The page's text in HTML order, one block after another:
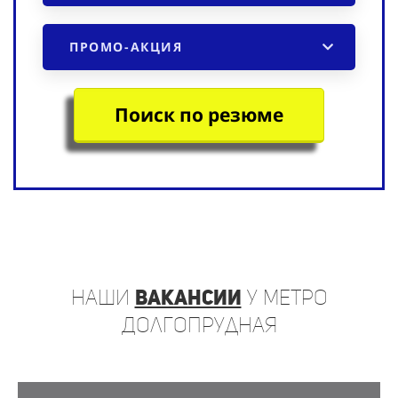
ПРОМО-АКЦИЯ
Поиск по резюме
наши вакансии у метро
Долгопрудная